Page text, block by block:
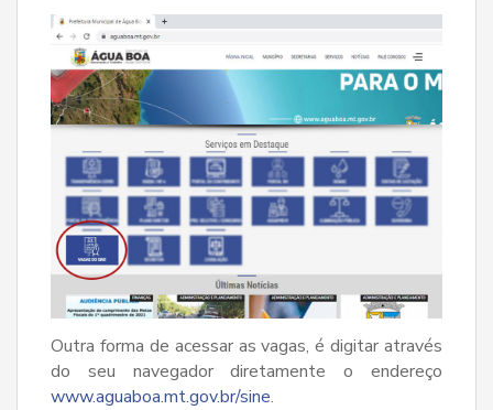
Outra forma de acessar as vagas, é digitar através
do seu navegador diretamente o endereço
www.aguaboa.mt.gov.br/sine.